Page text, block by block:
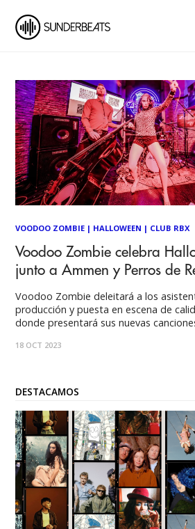
VOODOO ZOMBIE | HALLOWEEN | CLUB RBX
Voodoo Zombie celebra
junto a Ammen y Perros de
Voodoo Zombie deleitará a los
producción y puesta en escena de
donde presentará sus nuevas
todos los años sorprende con nuevos
18 OCT 2023
DESTACAMOS